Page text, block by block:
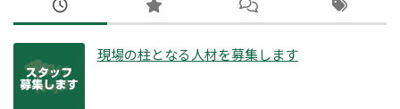
現場の柱となる人材を募集します